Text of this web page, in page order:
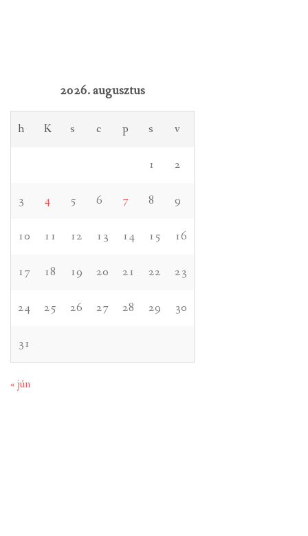
2026. augusztus
h K s c p s v
1 2
3 4 5 6 7 8 9
10 11 12 13 14 15 16
17 18 19 20 21 22 23
24 25 26 27 28 29 30
31
« jún